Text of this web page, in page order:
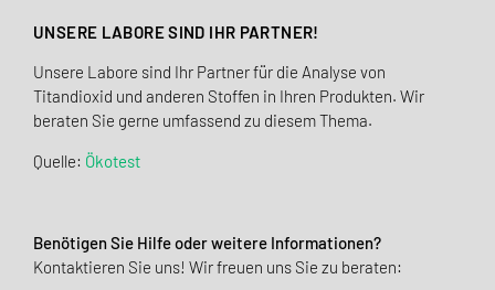
UNSERE LABORE SIND IHR PARTNER!
Unsere Labore sind Ihr Partner für die Analyse von
Titandioxid und anderen Stoffen in Ihren Produkten. Wir
beraten Sie gerne umfassend zu diesem Thema.
Quelle: Ökotest
Benötigen Sie Hilfe oder weitere Informationen?
Kontak­tieren Sie uns! Wir freuen uns Sie zu beraten: